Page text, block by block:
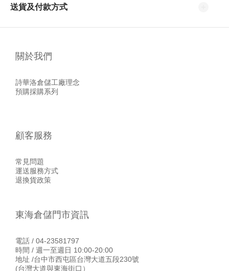
送貨及付款方式
關於我們
詩華洛倉儲工廠理念
預購採購系列
顧客服務
常見問題
運送服務方式
退換貨政策
東海倉儲門市資訊
電話 / 04-23581797
時間 / 週一至週日 10:00-20:00
地址 /台中市西屯區台灣大道五段230號
(台灣大道與東海街口）